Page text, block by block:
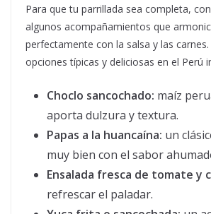
Para que tu parrillada sea completa,
algunos acompañamientos que
perfectamente con la salsa y las carnes.
opciones típicas y deliciosas en el Perú
Choclo sancochado: maíz
aporta dulzura y textura.
Papas a la huancaína: un
muy bien con el sabor
Ensalada fresca de tomate y
refrescar el paladar.